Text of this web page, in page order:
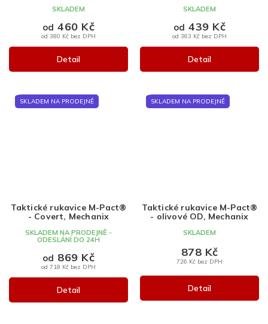
SKLADEM
od 380 Kč bez DPH
od 460 Kč
Detail
SKLADEM
od 363 Kč bez DPH
od 439 Kč
Detail
SKLADEM NA PRODEJNĚ
Taktické rukavice M-Pact®
- Covert, Mechanix
SKLADEM NA PRODEJNĚ -
ODESLÁNÍ DO 24H
od 718 Kč bez DPH
od 869 Kč
Detail
SKLADEM NA PRODEJNĚ
Taktické rukavice M-Pact®
- olivové OD, Mechanix
SKLADEM
726 Kč bez DPH
878 Kč
Detail